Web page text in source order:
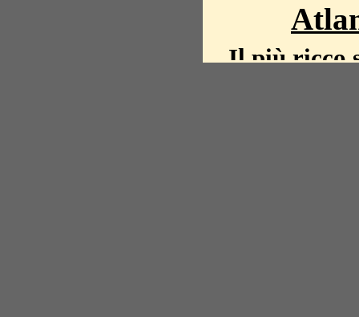
Il più ricco